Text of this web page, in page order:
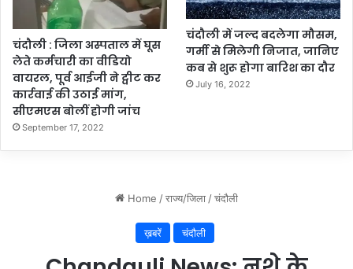
र्दे
श
चंदौली : जिला अस्पताल में घूस
लेते कर्मचारी का वीडियो
वायरल, पूर्व आईजी ने ट्वीट कर
कार्रवाई की उठाई मांग,
सीएमएस बोलीं होगी जांच
September 17, 2022
चंदौली में जल्द बदलेगा मौसम,
गर्मी से मिलेगी निजात, जानिए
कब से शुरू होगा बारिश का दौर
July 16, 2022